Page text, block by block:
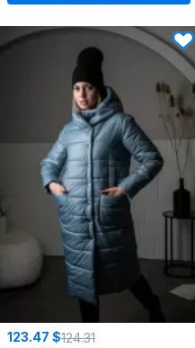
123.47 $124.31